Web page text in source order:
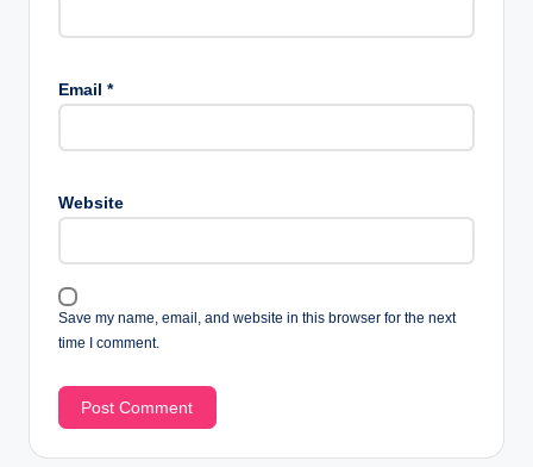
Email *
Website
Save my name, email, and website in this browser for the next
time I comment.